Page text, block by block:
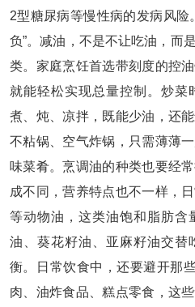
2型糖尿病等慢性病的发病风险
负”。减油，不是不让吃油，而
类。家庭烹饪首选带刻度的控
就能轻松实现总量控制。炒菜
煮、炖、凉拌，既能少油，还
不粘锅、空气炸锅，只需薄薄
味菜肴。烹调油的种类也要经
成不同，营养特点也不一样，
等动物油，这类油饱和脂肪含
油、葵花籽油、亚麻籽油交替
衡。日常饮食中，还要避开那
肉、油炸食品、糕点零食，这